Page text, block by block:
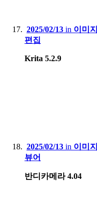
2025/02/13 in 이미지
편집
Krita 5.2.9
2025/02/13 in 이미지
뷰어
반디카메라 4.04